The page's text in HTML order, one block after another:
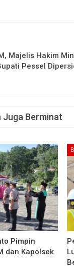
Majelis Hakim
Pessel
Juga Berminat
Pimpin
dan Kapolsek